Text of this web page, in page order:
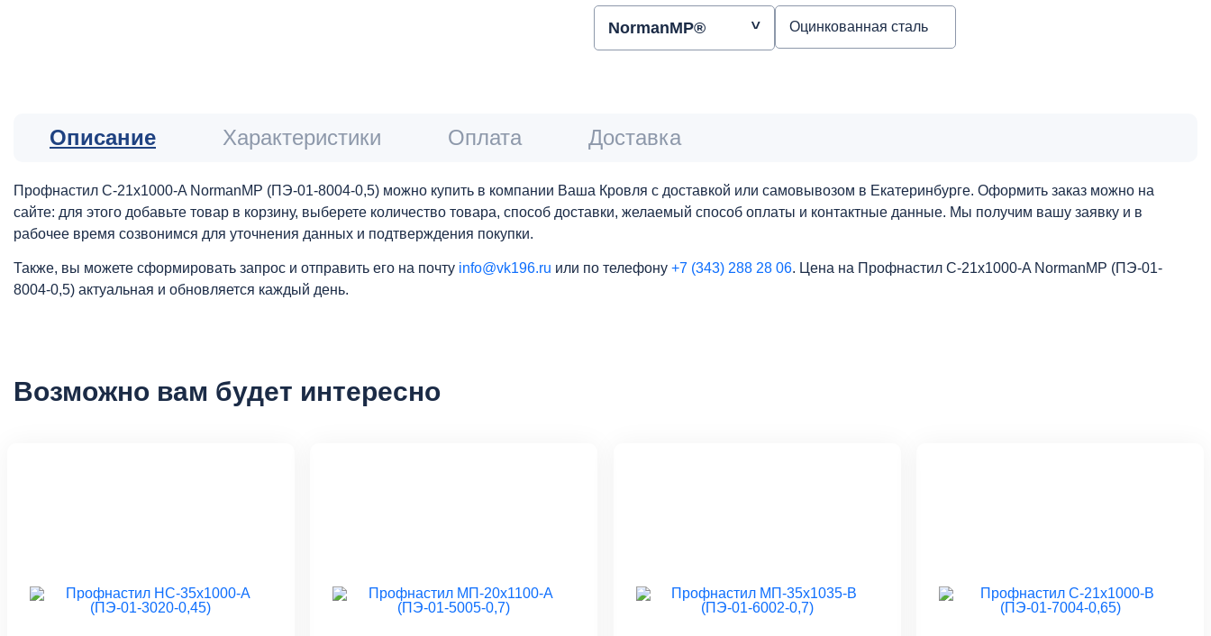
NormanMP® Оцинкованная сталь
Описание Характеристики Оплата Доставка
Профнастил С-21x1000-A NormanMP (ПЭ-01-8004-0,5) можно купить в компании Ваша Кровля с доставкой или самовывозом в Екатеринбурге. Оформить заказ можно на
сайте: для этого добавьте товар в корзину, выберете количество товара, способ доставки, желаемый способ оплаты и контактные данные. Мы получим вашу заявку и в
рабочее время созвонимся для уточнения данных и подтверждения покупки.
Также, вы можете сформировать запрос и отправить его на почту info@vk196.ru или по телефону +7 (343) 288 28 06. Цена на Профнастил С-21x1000-A NormanMP (ПЭ-01-
8004-0,5) актуальная и обновляется каждый день.
Возможно вам будет интересно